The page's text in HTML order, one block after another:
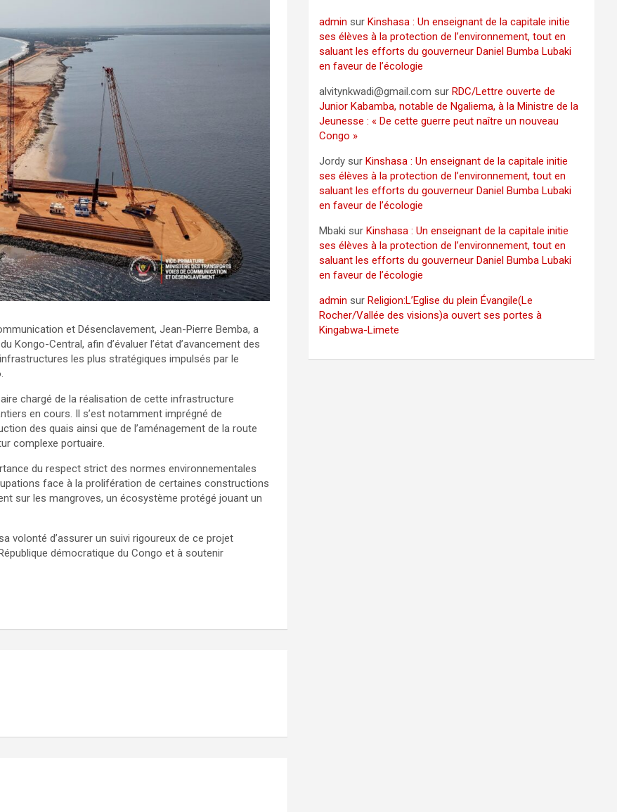
et Désenclavement, Jean-Pierre Bemba, a
Kongo-Central, afin d’évaluer l’état d’avancement des
les plus stratégiques impulsés par le
chargé de la réalisation de cette infrastructure
en cours. Il s’est notamment imprégné de
des quais ainsi que de l’aménagement de la route
complexe portuaire.
du respect strict des normes environnementales
face à la prolifération de certaines constructions
sur les mangroves, un écosystème protégé jouant un
volonté d’assurer un suivi rigoureux de ce projet
démocratique du Congo et à soutenir
admin surKinshasa : Un enseignant de la capitale initie
ses élèves à la protection de l’environnement, tout en
saluant les efforts du gouverneur Daniel Bumba Lubaki
en faveur de l’écologie
alvitynkwadi@gmail.com surRDC/Lettre ouverte de
Junior Kabamba, notable de Ngaliema, à la Ministre de la
Jeunesse : « De cette guerre peut naître un nouveau
Congo »
Jordy surKinshasa : Un enseignant de la capitale initie
ses élèves à la protection de l’environnement, tout en
saluant les efforts du gouverneur Daniel Bumba Lubaki
en faveur de l’écologie
Mbaki surKinshasa : Un enseignant de la capitale initie
ses élèves à la protection de l’environnement, tout en
saluant les efforts du gouverneur Daniel Bumba Lubaki
en faveur de l’écologie
admin surReligion:L’Eglise du plein Évangile(Le
Rocher/Vallée des visions)a ouvert ses portes à
Kingabwa-Limete